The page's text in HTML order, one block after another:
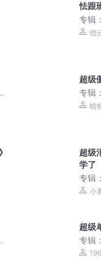
怯跟
专辑
笑名
德
超级
专辑
植
超级
学了
专辑：
警长
小
超级
专辑
则-金